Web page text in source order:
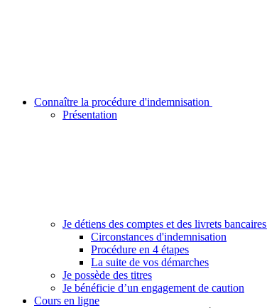
Connaître la procédure d'indemnisation
Présentation
Je détiens des comptes et des livrets bancaires
Circonstances d'indemnisation
Procédure en 4 étapes
La suite de vos démarches
Je possède des titres
Je bénéficie d’un engagement de caution
Cours en ligne